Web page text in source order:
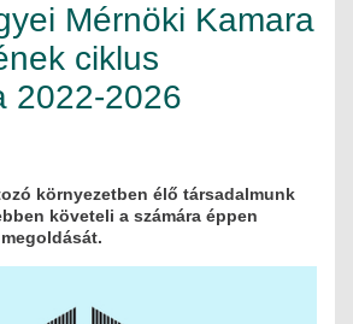
Mérnöki Kamara
ciklus
2022-2026
környezetben élő társadalmunk
követeli a számára éppen